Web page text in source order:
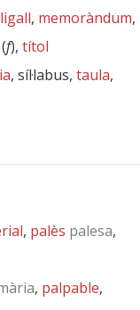
, memoràndum,
f), títol
, síl·labus, taula,
, palès palesa,
, palpable,